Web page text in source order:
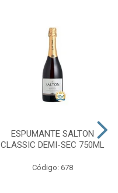
ESPUMANTE SALTON
CLASSIC DEMI-SEC 750ML
Código: 678